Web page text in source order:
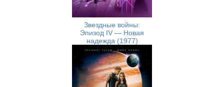
Звездные войны:
Эпизод IV — Новая
надежда (1977)